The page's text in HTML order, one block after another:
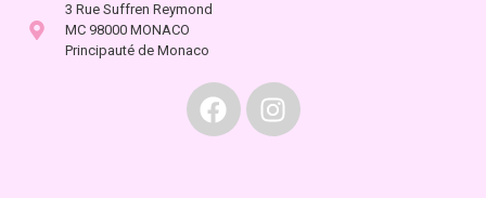
3 Rue Suffren Reymond
MC 98000 MONACO
Principauté de Monaco